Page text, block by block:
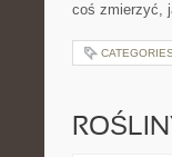
coś zmierzyć,